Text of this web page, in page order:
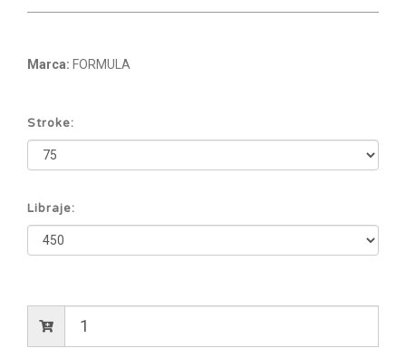
Marca: FORMULA
Stroke:
Libraje: